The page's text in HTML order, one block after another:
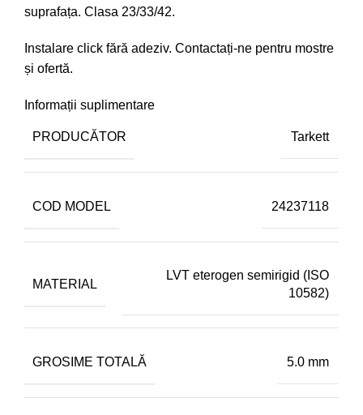
suprafața. Clasa 23/33/42.
Instalare click fără adeziv. Contactați-ne pentru mostre
și ofertă.
Informații suplimentare
PRODUCĂTOR Tarkett
COD MODEL 24237118
MATERIAL
LVT eterogen semirigid (ISO
10582)
GROSIME TOTALĂ 5.0 mm